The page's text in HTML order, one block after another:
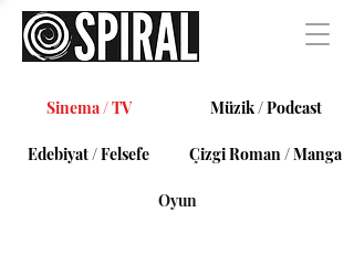
Sinema / TV Müzik / Podcast
Edebiyat / Felsefe Çizgi Roman / Manga
Oyun